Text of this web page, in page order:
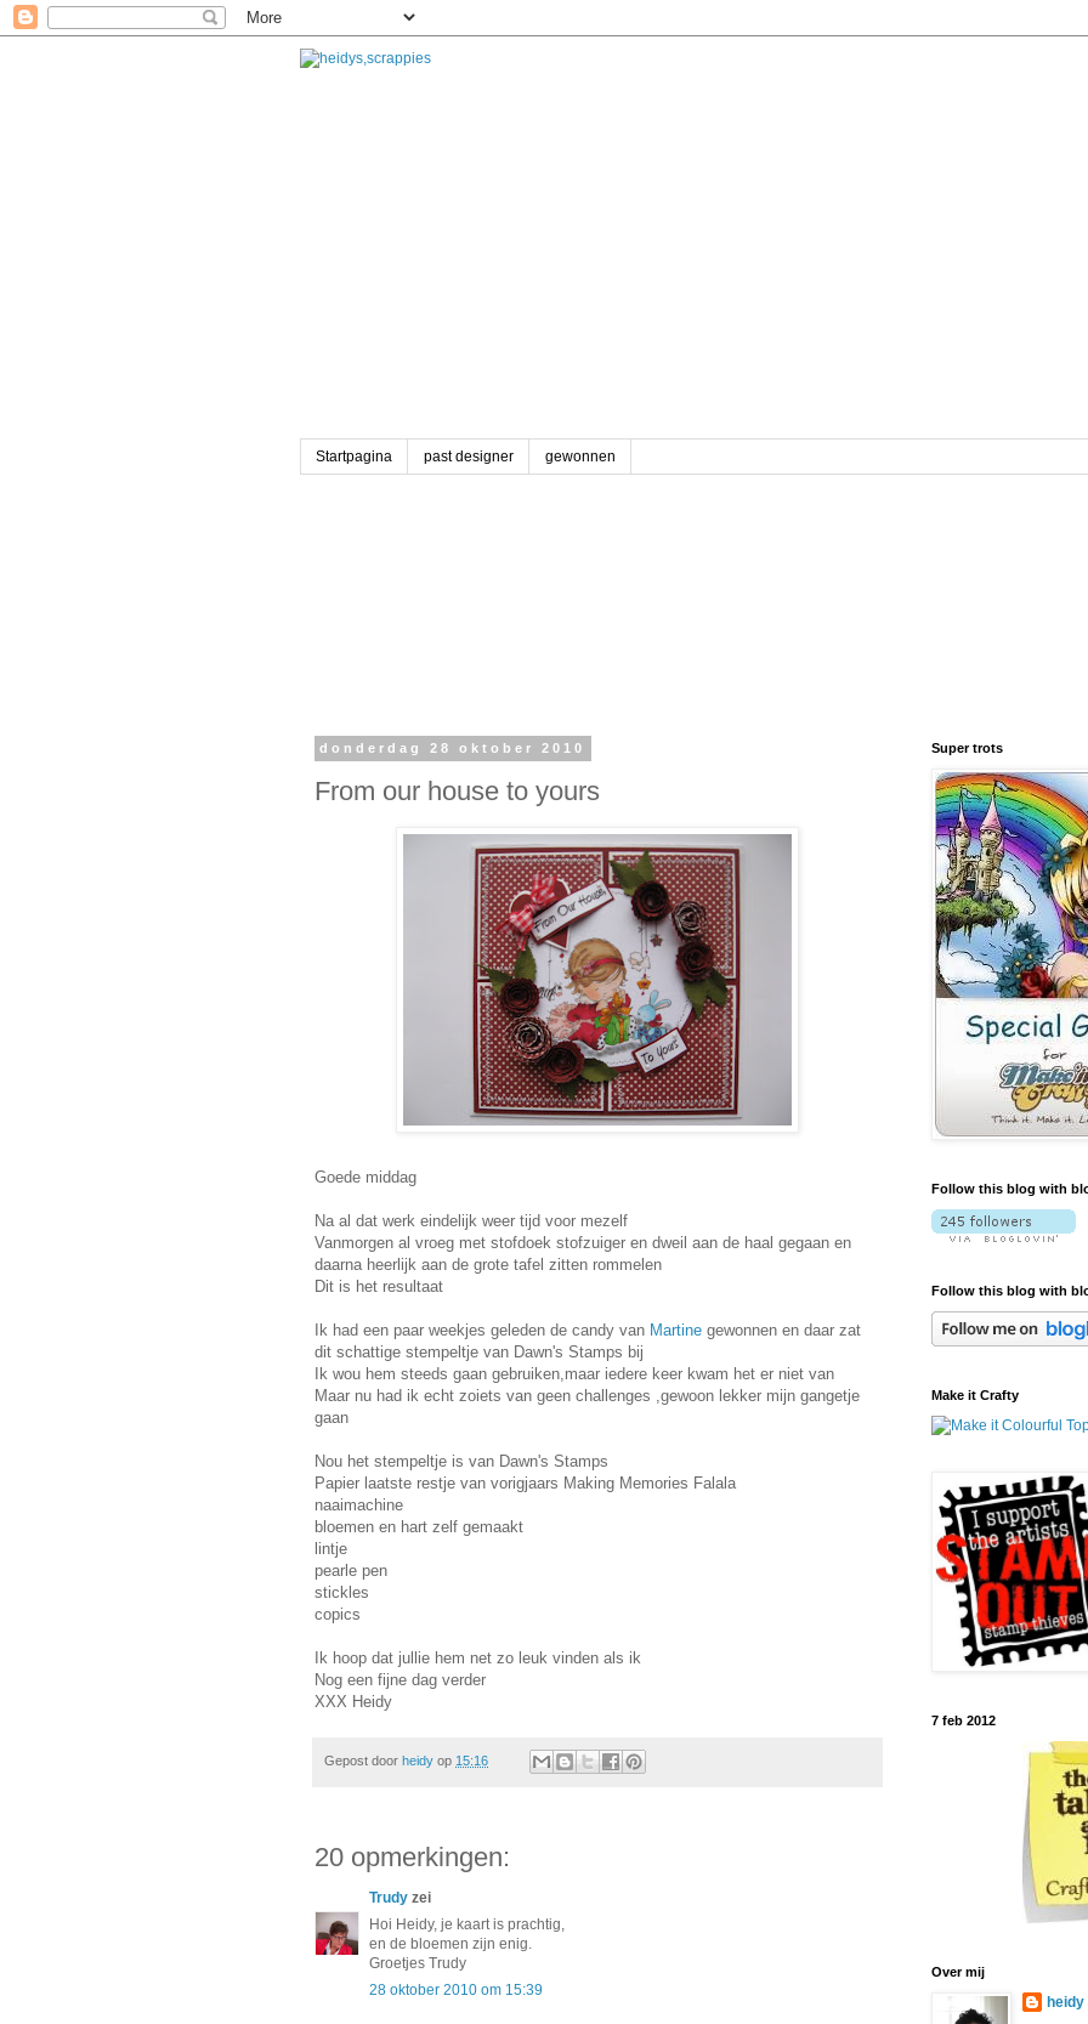
Startpagina past designer gewonnen
donderdag 28 oktober 2010
From our house to yours
Goede middag
Na al dat werk eindelijk weer tijd voor mezelf
Vanmorgen al vroeg met stofdoek stofzuiger en dweil aan de haal gegaan en
daarna heerlijk aan de grote tafel zitten rommelen
Dit is het resultaat
Ik had een paar weekjes geleden de candy van Martine gewonnen en daar zat
dit schattige stempeltje van Dawn's Stamps bij
Ik wou hem steeds gaan gebruiken,maar iedere keer kwam het er niet van
Maar nu had ik echt zoiets van geen challenges ,gewoon lekker mijn gangetje
gaan
Nou het stempeltje is van Dawn's Stamps
Papier laatste restje van vorigjaars Making Memories Falala
naaimachine
bloemen en hart zelf gemaakt
lintje
pearle pen
stickles
copics
Ik hoop dat jullie hem net zo leuk vinden als ik
Nog een fijne dag verder
XXX Heidy
Gepost door heidy op 15:16
20 opmerkingen:
Trudy zei
Hoi Heidy, je kaart is prachtig,
en de bloemen zijn enig.
Groetjes Trudy
28 oktober 2010 om 15:39
Super trots
Follow this blog with
Follow this blog with
Make it Crafty
7 feb 2012
Over mij
heidy